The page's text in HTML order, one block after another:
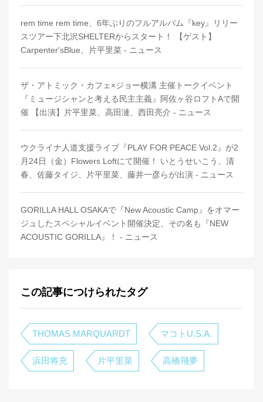
rem time rem time、6年ぶりのフルアルバム『key』リリー
スツアー下北沢SHELTERからスタート！ 【ゲスト】
Carpenter'sBlue、片平里菜 - ニュース
ザ・アトミック・カフェ×ジョー横溝 主催トークイベント
『ミュージシャンと考える民主主義』阿佐ヶ谷ロフトAで開
催 【出演】片平里菜、高田漣、西田亮介 - ニュース
ウクライナ人道支援ライブ『PLAY FOR PEACE Vol.2』が2
月24日（金）Flowers Loftにて開催！ いとうせいこう、清
春、佐藤タイジ、片平里菜、藤井一彦らが出演 - ニュース
GORILLA HALL OSAKAで『New Acoustic Camp』をオマー
ジュしたスペシャルイベント開催決定、その名も『NEW
ACOUSTIC GORILLA』！ - ニュース
この記事につけられたタグ
THOMAS MARQUARDT マコトU.S.A.
浜田将充 片平里菜 高橋飛夢